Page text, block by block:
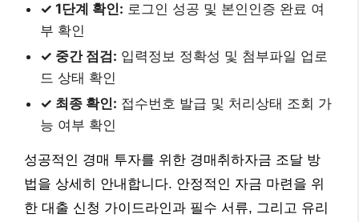
✓ 1단계 확인: 로그인 성공 및 본인인증 완료 여
부 확인
✓ 중간 점검: 입력정보 정확성 및 첨부파일 업로
드 상태 확인
✓ 최종 확인: 접수번호 발급 및 처리상태 조회 가
능 여부 확인
성공적인 경매 투자를 위한 경매취하자금 조달 방
법을 상세히 안내합니다. 안정적인 자금 마련을 위
한 대출 신청 가이드라인과 필수 서류, 그리고 유리